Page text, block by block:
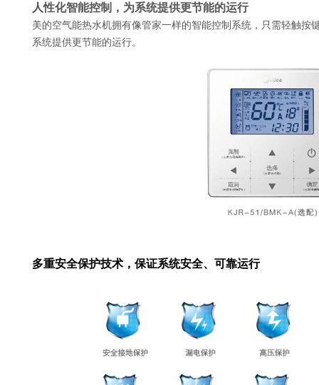
人性化智能控制，为系统提供更节能的运行
美的空气能热水机拥有像管家一样的智能控制系统，只需轻触按
系统提供更节能的运行。
多重安全保护技术，保证系统安全、可靠运行